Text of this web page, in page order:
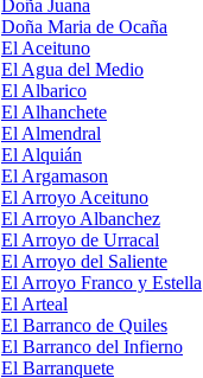
Doña Juana
Doña Maria de Ocaña
El Aceituno
El Agua del Medio
El Albarico
El Alhanchete
El Almendral
El Alquián
El Argamason
El Arroyo Aceituno
El Arroyo Albanchez
El Arroyo de Urracal
El Arroyo del Saliente
El Arroyo Franco y Estella
El Arteal
El Barranco de Quiles
El Barranco del Infierno
El Barranquete